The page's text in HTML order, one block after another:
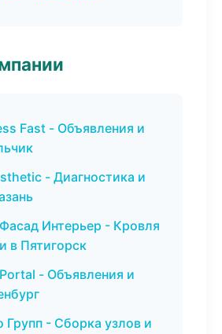
Fast - Объявления и
- Диагностика и
Интерьер - Кровля
в Пятигорск
- Объявления и
- Сборка узлов и